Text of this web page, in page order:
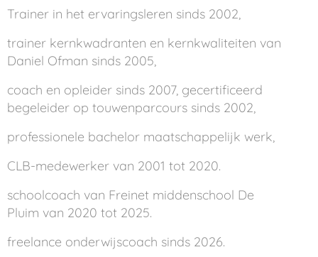
Trainer in het ervaringsleren sinds 2002,
trainer kernkwadranten en kernkwaliteiten van
Daniel Ofman sinds 2005,
coach en opleider sinds 2007, gecertificeerd
begeleider op touwenparcours sinds 2002,
professionele bachelor maatschappelijk werk,
CLB-medewerker van 2001 tot 2020.
schoolcoach van Freinet middenschool De
Pluim van 2020 tot 2025.
freelance onderwijscoach sinds 2026.